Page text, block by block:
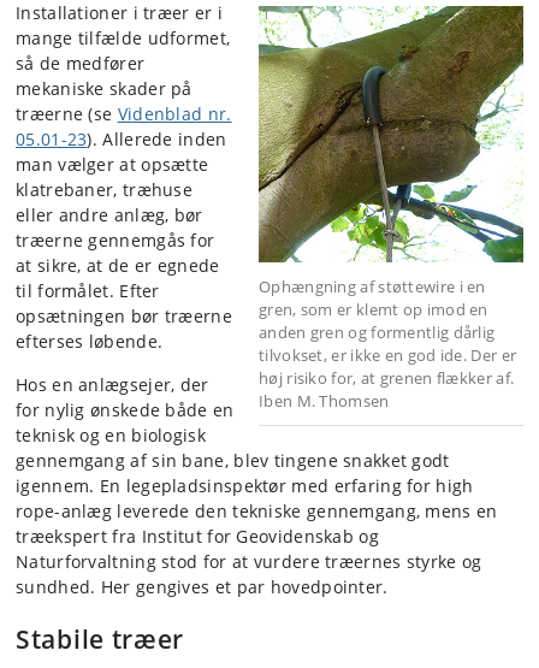
Ophængning af støttewire i en
gren, som er klemt op imod en
anden gren og formentlig dårlig
tilvokset, er ikke en god ide. Der er
høj risiko for, at grenen flækker af.
Iben M. Thomsen
Installationer i træer er i
mange tilfælde udformet,
så de medfører
mekaniske skader på
træerne (se Videnblad nr.
05.01-23). Allerede inden
man vælger at opsætte
klatrebaner, træhuse
eller andre anlæg, bør
træerne gennemgås for
at sikre, at de er egnede
til formålet. Efter
opsætningen bør træerne
efterses løbende.
Hos en anlægsejer, der
for nylig ønskede både en
teknisk og en biologisk
gennemgang af sin bane, blev tingene snakket godt
igennem. En legepladsinspektør med erfaring for high
rope-anlæg leverede den tekniske gennemgang, mens en
træekspert fra Institut for Geovidenskab og
Naturforvaltning stod for at vurdere træernes styrke og
sundhed. Her gengives et par hovedpointer.
Stabile træer